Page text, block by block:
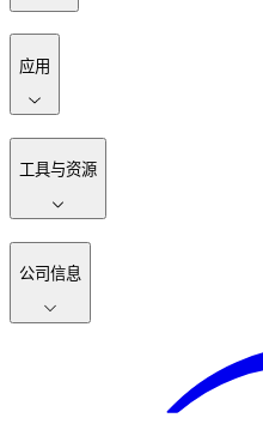
应用
工具与资源
公司信息